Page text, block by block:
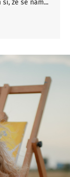
že se nám...